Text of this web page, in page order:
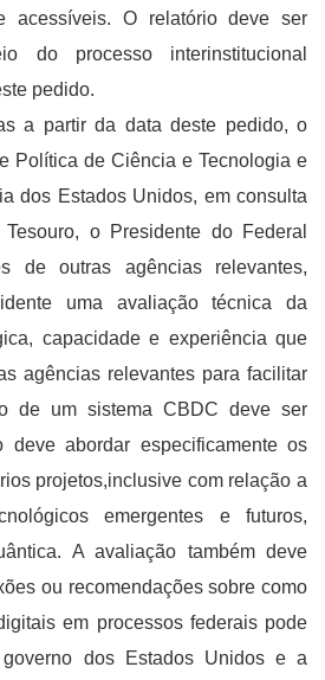
acessíveis. O relatório deve ser
do processo interinstitucional
pedido.
a partir da data deste pedido, o
Política de Ciência e Tecnologia e
dos Estados Unidos, em consulta
o Presidente do Federal
de outras agências relevantes,
uma avaliação técnica da
capacidade e experiência que
agências relevantes para facilitar
de um sistema CBDC deve ser
deve abordar especificamente os
projetos,inclusive com relação a
emergentes e futuros,
A avaliação também deve
ou recomendações sobre como
em processos federais pode
dos Estados Unidos e a